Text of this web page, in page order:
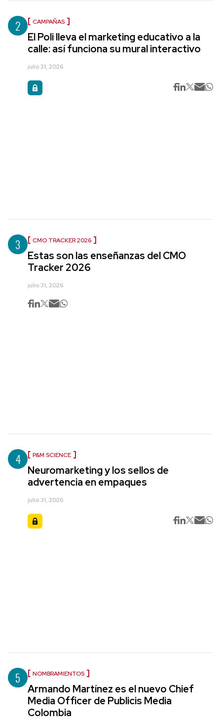
2 CAMPAÑAS
El Poli lleva el marketing educativo a la
calle: así funciona su mural interactivo
julio 31, 2026
3 CMO TRACKER 2026
Estas son las enseñanzas del CMO
Tracker 2026
julio 31, 2026
4 P&M SCIENCE
Neuromarketing y los sellos de
advertencia en empaques
julio 31, 2026
5 NOMBRAMIENTOS
Armando Martínez es el nuevo Chief
Media Officer de Publicis Media
Colombia